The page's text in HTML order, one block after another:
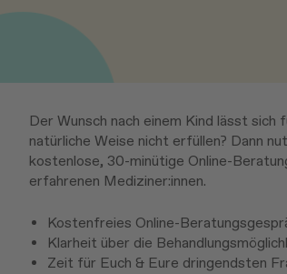
Der Wunsch nach einem Kind lässt sich
natürliche Weise nicht erfüllen? Dann
kostenlose, 30-minütige Online-
erfahrenen Mediziner:innen.
Kostenfreies Online-
Klarheit über die
Zeit für Euch & Eure dringendsten